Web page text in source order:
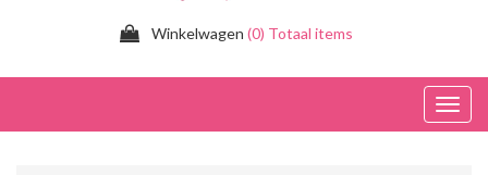
Winkelwagen (0) Totaal items